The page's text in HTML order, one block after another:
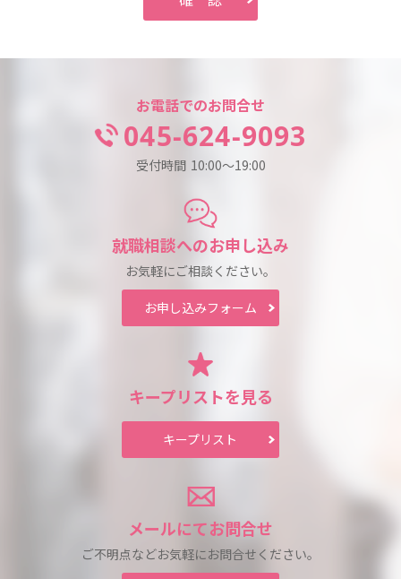
お電話でのお問合せ
045-624-9093
受付時間 10:00～19:00
就職相談へのお申し込み
お気軽にご相談ください。
お申し込みフォーム
キープリストを見る
キープリスト
メールにてお問合せ
ご不明点などお気軽にお問合せください。